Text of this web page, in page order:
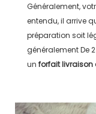
Généralement,
entendu, il arrive
préparation soit
généralementDe
un forfait livraison